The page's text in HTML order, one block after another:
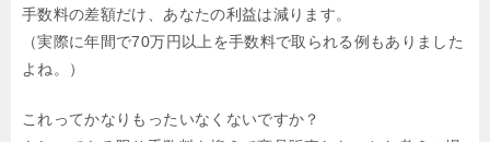
手数料の差額だけ、あなたの利益は減ります。
（実際に年間で70万円以上を手数料で取られる例もありました
よね。）
これってかなりもったいなくないですか？